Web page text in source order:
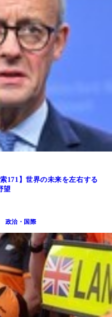
171】世界の未来を左右する
望
政治・国際